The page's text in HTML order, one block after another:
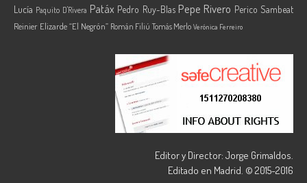
Lucía Paquito D'Rivera Patáx Pedro Ruy-Blas Pepe Rivero Perico Sambeat
Reinier Elizarde “El Negrón” Román Filiú Tomás Merlo Verónica Ferreiro
Editor y Director: Jorge Grimaldos.
Editado en Madrid. © 2015-2016